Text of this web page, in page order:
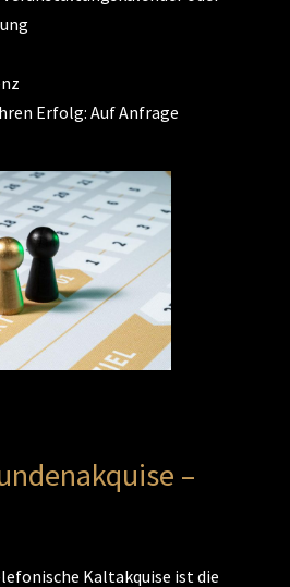
Erfolg: Auf Anfrage
–
Kaltakquise ist die